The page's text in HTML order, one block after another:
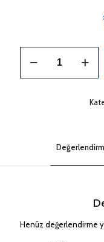
Üçgen
Henüz değerlendirme